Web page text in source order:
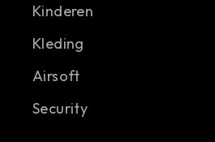
Kinderen
Kleding
Airsoft
Security